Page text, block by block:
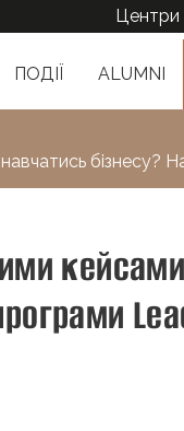
ПОДІЇ ALUMNI
Центри
бізнесу?